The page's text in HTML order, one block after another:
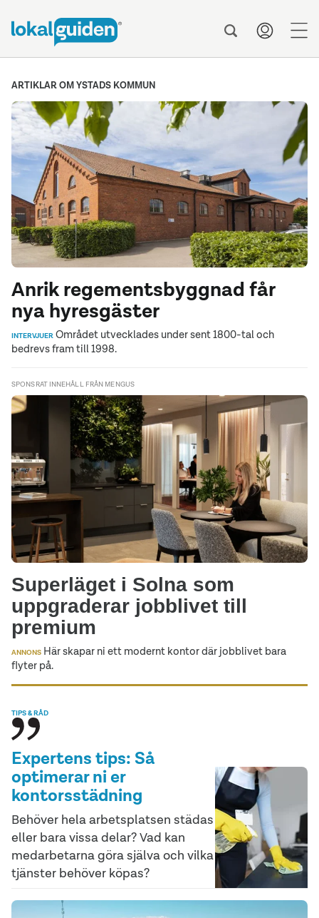
ARTIKLAR OM YSTADS KOMMUN
Anrik regementsbyggnad får
nya hyresgäster
INTERVJUER Området utvecklades under sent 1800-tal och
bedrevs fram till 1998.
SPONSRAT INNEHÅLL FRÅN MENGUS
Superläget i Solna som
uppgraderar jobblivet till
premium
ANNONS Här skapar ni ett modernt kontor där jobblivet bara
flyter på.
TIPS & RÅD
Expertens tips: Så
optimerar ni er
kontorsstädning
Behöver hela arbetsplatsen städas
eller bara vissa delar? Vad kan
medarbetarna göra själva och vilka
tjänster behöver köpas?